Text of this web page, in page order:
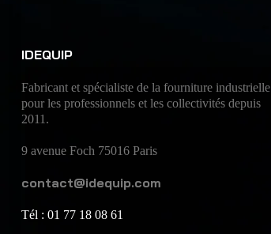
IDEQUIP
Fabricant et spécialiste de la fourniture industrielle
pour les professionnels et les collectivités depuis
2011.
9 avenue Foch 75016 Paris
contact@idequip.com
Tél : 01 77 18 08 61